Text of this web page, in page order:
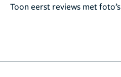
Toon eerst reviews met foto’s